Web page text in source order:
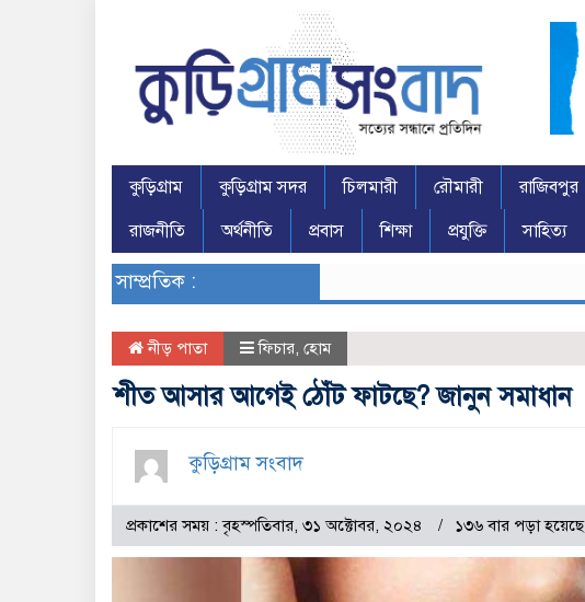
কুড়িগ্রাম কুড়িগ্রাম সদর চিলমারী রৌমারী রাজিবপুর
রাজনীতি
অর্থনীতি প্রবাস শিক্ষা প্রযুক্তি সাহিত্য
সাম্প্রতিক :
নীড় পাতা ফিচার, হোম
শীত আসার আগেই ঠোঁট ফাটছে? জানুন সমাধান
কুড়িগ্রাম সংবাদ
প্রকাশের সময় : বৃহস্পতিবার, ৩১ অক্টোবর, ২০২৪ ১৩৬ বার পড়া হয়েছে